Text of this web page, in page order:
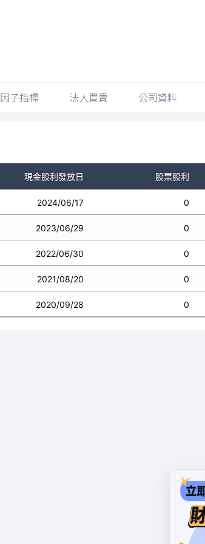
因子指標 法人買賣 公司資料
現金股利發放日 股票股利
2024/06/17 0
2023/06/29 0
2022/06/30 0
2021/08/20 0
2020/09/28 0